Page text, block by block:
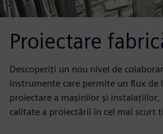
Proiectare
Descoperiți un nou nivel de
instrumente care permite un flux de
proiectare a mașinilor și instalațiilor,
calitate a proiectării în cel mai scurt